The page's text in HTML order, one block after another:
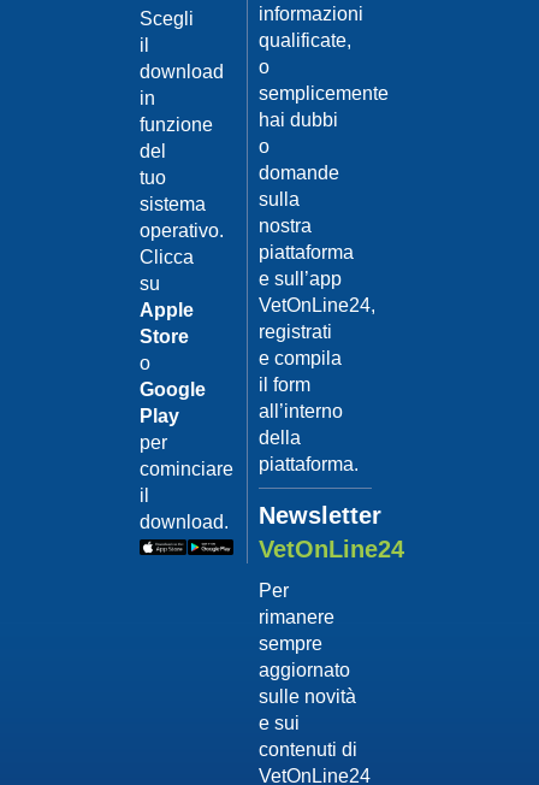
Scegli
il
download
in
funzione
del
tuo
sistema
operativo.
Clicca
su
Apple
Store
o
Google
Play
per
cominciare
il
download.
informazioni
qualificate,
o
semplicemente
hai dubbi
o
domande
sulla
nostra
piattaforma
e sull’app
VetOnLine24,
registrati
e compila
il form
all’interno
della
piattaforma.
Newsletter
VetOnLine24
Per
rimanere
sempre
aggiornato
sulle novità
e sui
contenuti di
VetOnLine24